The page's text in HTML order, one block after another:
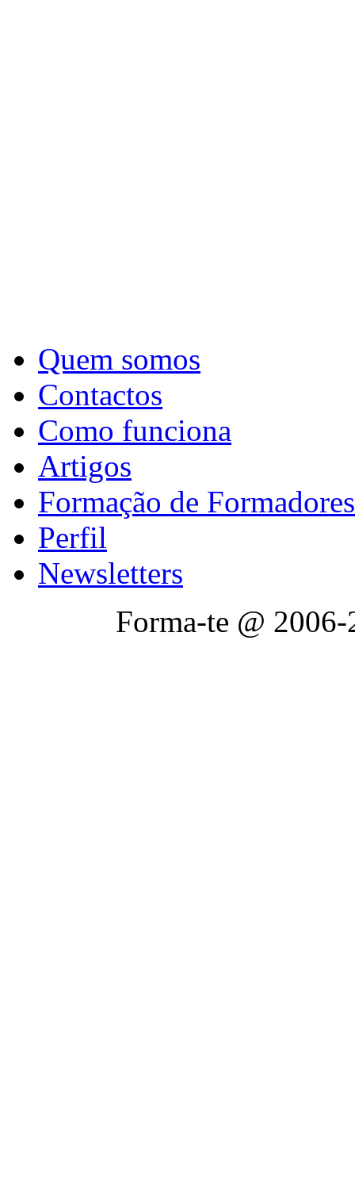
Quem somos
Contactos
Como funciona
Artigos
Formação de Formadores
Perfil
Newsletters
Forma-te @